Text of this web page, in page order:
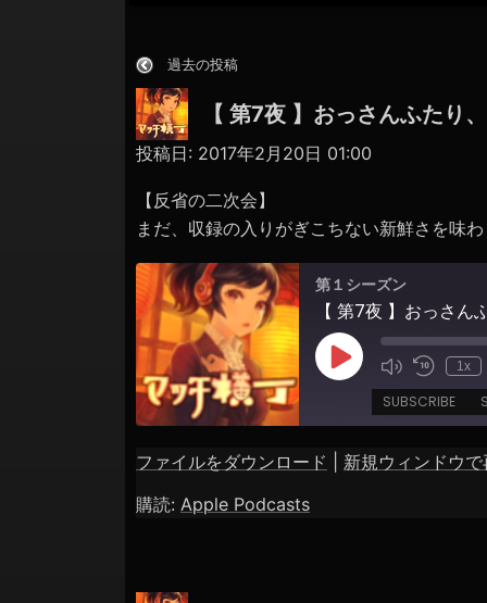
シ
ョ
ン
過去の投稿
【 第7夜 】おっさんふたり
投稿日: 2017年2月20日 01:00
【反省の二次会】
まだ、収録の入りがぎこちない新鮮さを味
第１シーズン
【 第7夜 】おっさん
Play
Episode
1x
SUBSCRIBE
Apple Podcasts
RSS FEED
SHARE
LINK
ファイルをダウンロード
新規ウィンドウで
購読: Apple Podcasts